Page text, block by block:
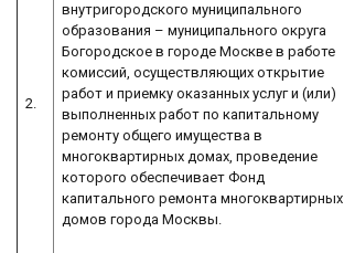
2.
внутригородского муниципального
образования – муниципального округа
Богородское в городе Москве в работе
комиссий, осуществляющих открытие
работ и приемку оказанных услуг и (или)
выполненных работ по капитальному
ремонту общего имущества в
многоквартирных домах, проведение
которого обеспечивает Фонд
капитального ремонта многоквартирных
домов города Москвы.